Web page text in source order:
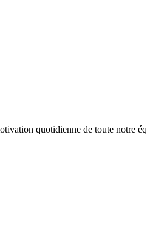
quotidienne de toute notre